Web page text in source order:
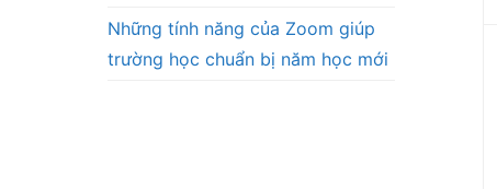
Những tính năng của Zoom giúp
trường học chuẩn bị năm học mới